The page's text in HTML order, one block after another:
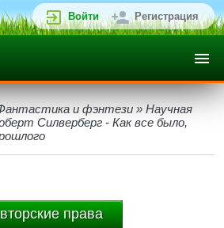
Войти Регистрация
и фэнтези » Научная
Силверберг - Как все было,
права